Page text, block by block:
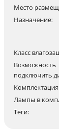
Место
Назначение:
Класс
Возможность
подключить
Лампы в
Теги: